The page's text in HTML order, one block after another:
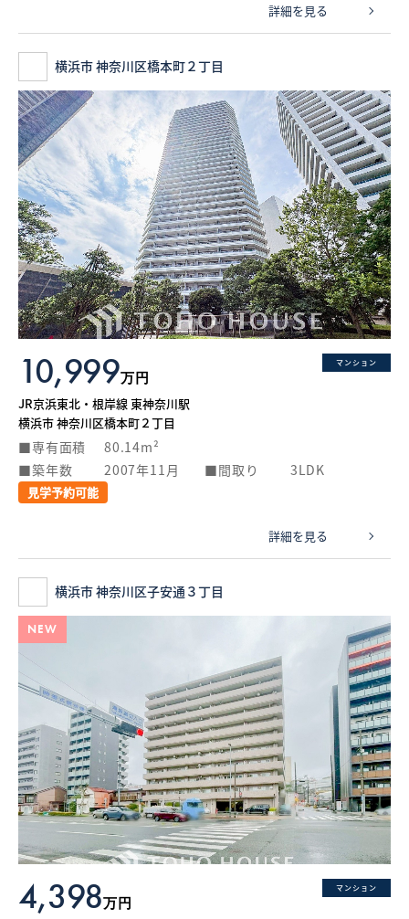
詳細を見る
横浜市 神奈川区橋本町２丁目
マンション
10,999万円
JR京浜東北・根岸線 東神奈川駅
横浜市 神奈川区橋本町２丁目
専有面積
80.14m²
築年数
2007年11月 間取り 3LDK
見学予約可能
詳細を見る
横浜市 神奈川区子安通３丁目
NEW
マンション
4,398万円